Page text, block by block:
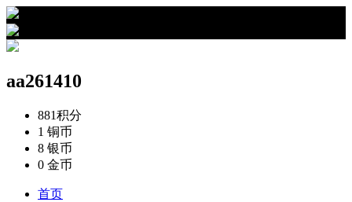
aa261410
881积分
1 铜币
8 银币
0 金币
首页